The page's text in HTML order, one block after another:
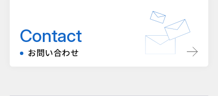
Contact
お問い合わせ